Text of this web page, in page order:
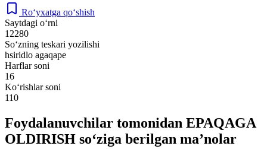
Ro‘yxatga qo‘shish
Saytdagi o‘rni
12280
So‘zning teskari yozilishi
hsiridlo agaqape
Harflar soni
16
Ko‘rishlar soni
110
Foydalanuvchilar tomonidan EPAQAGA
OLDIRISH so‘ziga berilgan ma’nolar